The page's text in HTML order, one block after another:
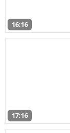
16:16
17:16